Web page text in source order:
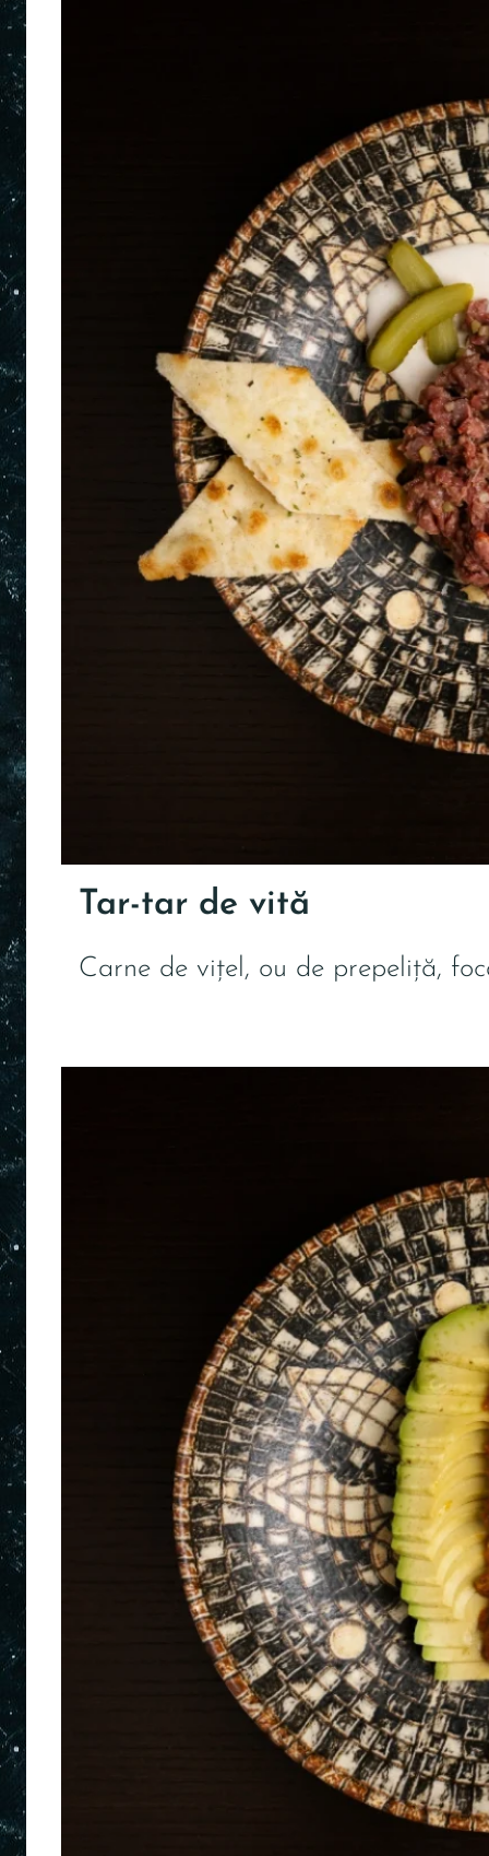
Tar-tar de vită
Carne de vițel, ou de prepeliță,